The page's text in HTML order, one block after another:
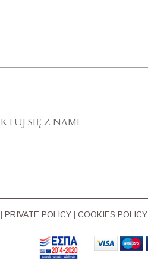
SIĘ Z NAMI
PRIVATE POLICY| COOKIES POLICY